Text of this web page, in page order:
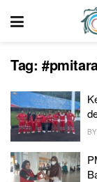
Tag:
BY